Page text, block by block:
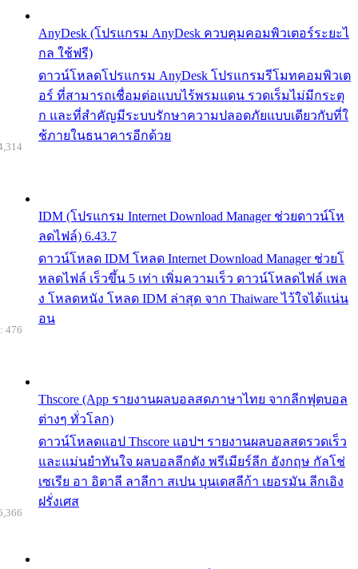
AnyDesk (โปรแกรม AnyDesk ควบคุมคอมพิวเตอร์ระยะไ
กล ใช้ฟรี)
ดาวน์โหลดโปรแกรม AnyDesk โปรแกรมรีโมทคอมพิวเต
อร์ ที่สามารถเชื่อมต่อแบบไร้พรมแดน รวดเร็มไม่มีกระตุ
ก และที่สำคัญมีระบบรักษาความปลอดภัยแบบเดียวกับที่ใ
ช้ภายในธนาคารอีกด้วย
IDM (โปรแกรม Internet Download Manager ช่วยดาวน์โห
ลดไฟล์) 6.43.7
ดาวน์โหลด IDM โหลด Internet Download Manager ช่วยโ
หลดไฟล์ เร็วขึ้น 5 เท่า เพิ่มความเร็ว ดาวน์โหลดไฟล์ เพล
ง โหลดหนัง โหลด IDM ล่าสุด จาก Thaiware ไว้ใจได้แน่น
อน
Thscore (App รายงานผลบอลสดภาษาไทย จากลีกฟุตบอล
ต่างๆ ทั่วโลก)
ดาวน์โหลดแอป Thscore แอปฯ รายงานผลบอลสดรวดเร็ว
และแม่นยำทันใจ ผลบอลลีกดัง พรีเมียร์ลีก อังกฤษ กัลโช่
เซเรีย อา อิตาลี ลาลีกา สเปน บุนเดสลีก้า เยอรมัน ลีกเอิง
ฝรั่งเศส
476